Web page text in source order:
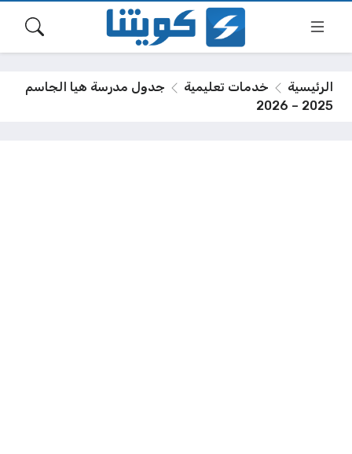
الرئيسية خدمات تعليمية
جدول مدرسة هيا الجاسم
2025 – 2026